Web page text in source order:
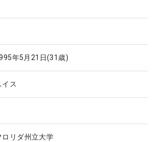
年5月21日(31歳)
イス
ロリダ州立大学